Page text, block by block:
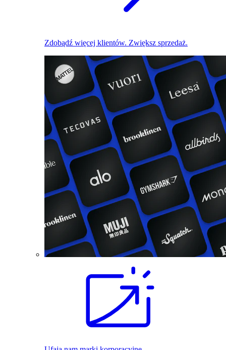
Zdobądź więcej klientów. Zwiększ sprzedaż.